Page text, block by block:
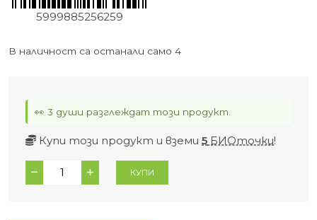
5999885256259
В наличност са останали само 4
👀 3 души разглеждат този продукт.
Купи този продукт и вземи 5 БИОточки!
количество
за
КУПИ